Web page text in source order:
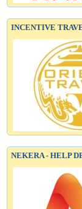
INCENTIVE
NEKERA - HELP